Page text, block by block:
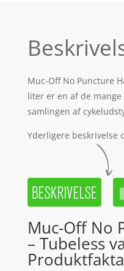
Muc-Off No Puncture
liter er en af de
samlingen af
Yderligere beskrivelse
Muc-Off No
– Tubeless
Produktfakta